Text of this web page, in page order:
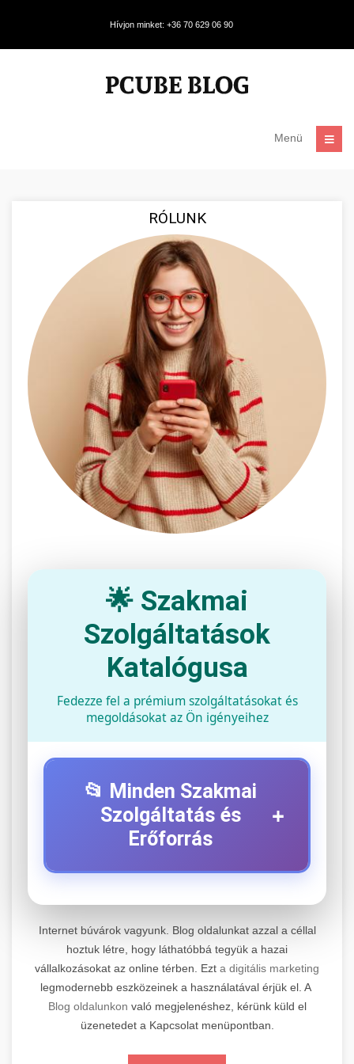
Hívjon minket: +36 70 629 06 90
Menü
RÓLUNK
🌟 Szakmai
Szolgáltatások
Katalógusa
Fedezze fel a prémium szolgáltatásokat és
megoldásokat az Ön igényeihez
📂 Minden Szakmai
Szolgáltatás és
Erőforrás
+
+
Professzionális elektromos roller javítási és
karbantartási szolgáltatások. Szakértő
technikusaink minőségi szervízt nyújtanak
minden jelentős márkához és modellhez.
Szervizközpont Látogatása
📊 2. Online Marketing
Ügynökség
+
Átfogó online marketing szolgáltatások,
beleértve a SEO-t, közösségi média kezelést és
Internet búvárok vagyunk. Blog oldalunkat azzal a céllal
hoztuk létre, hogy láthatóbbá tegyük a hazai
vállalkozásokat az online térben. Ezt a digitális marketing
legmodernebb eszközeinek a használatával érjük el. A
Blog oldalunkon való megjelenéshez, kérünk küld el
üzenetedet a Kapcsolat menüpontban.